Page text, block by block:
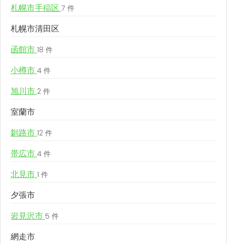
札幌市手稲区 7 件
札幌市清田区
函館市 18 件
小樽市 4 件
旭川市 2 件
室蘭市
釧路市 12 件
帯広市 4 件
北見市 1 件
夕張市
岩見沢市 5 件
網走市